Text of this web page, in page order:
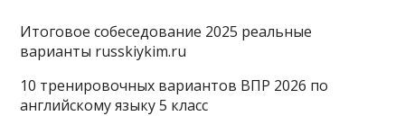
Итоговое собеседование 2025 реальные
варианты russkiykim.ru
10 тренировочных вариантов ВПР 2026 по
английскому языку 5 класс